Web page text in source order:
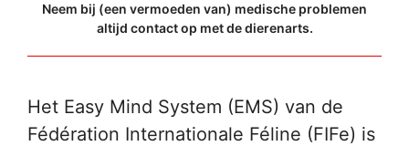
Neem bij (een vermoeden van) medische problemen
altijd contact op met de dierenarts.
Het Easy Mind System (EMS) van de
Fédération Internationale Féline (FIFe) is